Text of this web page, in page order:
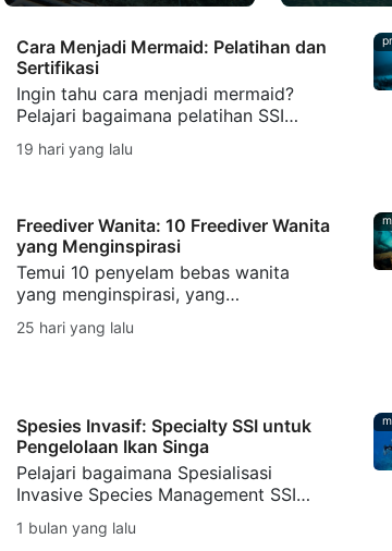
Cara Menjadi Mermaid: Pelatihan dan
Sertifikasi
Ingin tahu cara menjadi mermaid?
Pelajari bagaimana pelatihan SSI
keterampilan menggunakan ekor,
19 hari yang lalu
Freediver Wanita: 10 Freediver Wanita
yang Menginspirasi
Temui 10 penyelam bebas wanita
yang menginspirasi, yang
memecahkan rekor freediving,
berperan dalam konservasi laut,
25 hari yang lalu
Spesies Invasif: Specialty SSI untuk
Pengelolaan Ikan Singa
Pelajari bagaimana Spesialisasi
Invasive Species Management SSI
yang baru membantu penyelam
memahami spesies invasif, mengelola
1 bulan yang lalu